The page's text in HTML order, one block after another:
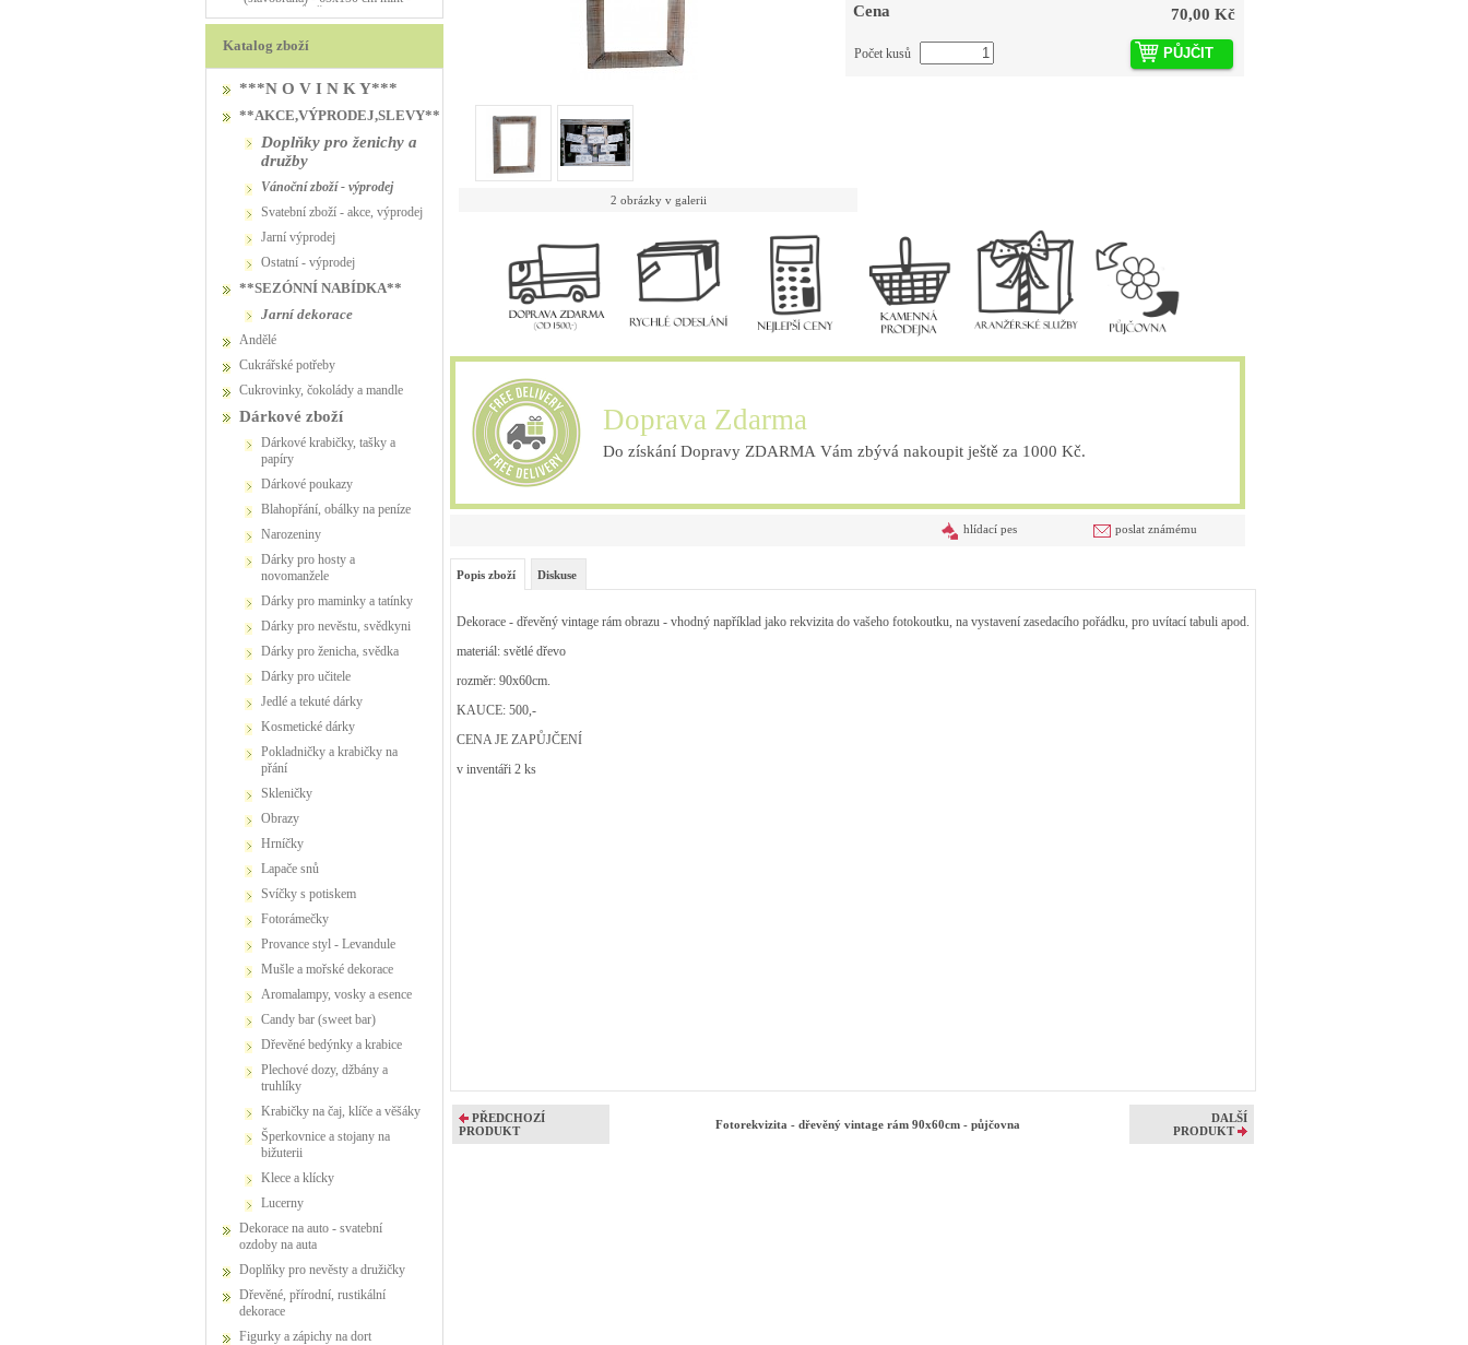
PŮJČOVNA
PŮJČOVNA
Katalog zboží
***N O V I N K Y***
**AKCE,VÝPRODEJ,SLEVY**
Doplňky pro ženichy a
družby
vánoční zboží - výprodej
svatební zboží - akce, výprodej
jarní výprodej
ostatní - výprodej
**SEZÓNNÍ NABÍDKA**
jarní dekorace
Andělé
Cukrářské potřeby
Cukrovinky, čokolády a mandle
Dárkové zboží
Dárkové krabičky, tašky a
papíry
Dárkové poukazy
Blahopřání, obálky na peníze
Narozeniny
Dárky pro hosty a
novomanžele
Dárky pro maminky a tatínky
Dárky pro nevěstu, svědkyni
Dárky pro ženicha, svědka
Dárky pro učitele
Jedlé a tekuté dárky
Kosmetické dárky
Pokladničky a krabičky na
přání
Skleničky
Obrazy
Hrníčky
Lapače snů
Svíčky s potiskem
Fotorámečky
Provance styl - Levandule
Mušle a mořské dekorace
Aromalampy, vosky a esence
Candy bar (sweet bar)
Dřevěné bedýnky a krabice
Plechové dozy, džbány a
truhlíky
Krabičky na čaj, klíče a věšáky
Šperkovnice a stojany na
bižuterii
Klece a klícky
Lucerny
Dekorace na auto - svatební
ozdoby na auta
Doplňky pro nevěsty a družičky
Dřevěné, přírodní, rustikální
dekorace
Figurky a zápichy na dort
Cena 70,00 Kč
PŮJČIT
Počet kusů
2 obrázky v galerii
Doprava Zdarma
Do získání Dopravy ZDARMA Vám zbývá nakoupit ještě za 1000 Kč.
poslat známému
hlídací pes
Popis zboží Diskuse
Dekorace - dřevěný vintage rám obrazu - vhodný například jako rekvizita do vašeho fotokoutku, na vystavení zasedacího pořádku, pro uvítací tabuli apod.
materiál: světlé dřevo
rozměr: 90x60cm.
KAUCE: 500,-
CENA JE ZAPŮJČENÍ
v inventáři 2 ks
PŘEDCHOZÍ
PRODUKT
Fotorekvizita - dřevěný vintage rám 90x60cm - půjčovna
DALŠÍ
PRODUKT